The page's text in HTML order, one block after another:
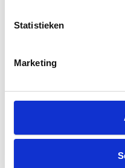
Statistieken
Marketing